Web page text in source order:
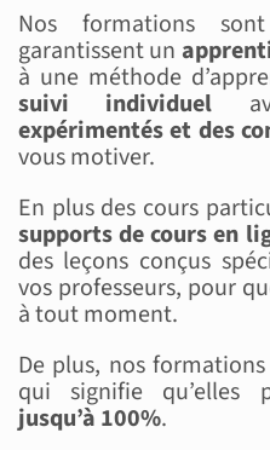
Nos formations
garantissent un
à une méthode
suivi individuel
expérimentés et des
vous motiver.
En plus des cours
supports de cours en
des leçons conçus
vos professeurs, pour
à tout moment.
De plus, nos
qui signifie qu’elles
jusqu’à 100%.